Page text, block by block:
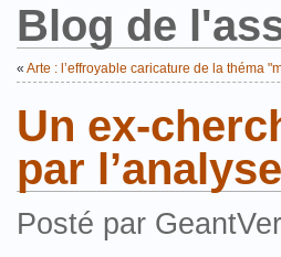
Blog de
« Arte : l’effroyable caricature de la théma
Un ex-
par
Posté par